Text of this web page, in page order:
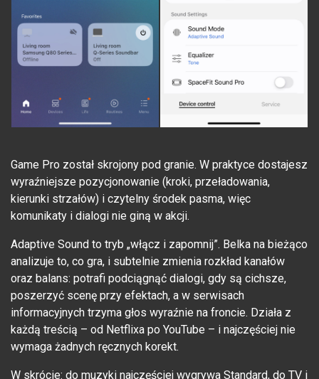
Game Pro został skrojony pod granie. W praktyce dostajesz
wyraźniejsze pozycjonowanie (kroki, przeładowania,
kierunki strzałów) i czytelny środek pasma, więc
komunikaty i dialogi nie giną w akcji.
Adaptive Sound to tryb „włącz i zapomnij”. Belka na bieżąco
analizuje to, co gra, i subtelnie zmienia rozkład kanałów
oraz balans: potrafi podciągnąć dialogi, gdy są cichsze,
poszerzyć scenę przy efektach, a w serwisach
informacyjnych trzyma głos wyraźnie na froncie. Działa z
każdą treścią – od Netflixa po YouTube – i najczęściej nie
wymaga żadnych ręcznych korekt.
W skrócie: do muzyki najczęściej wygrywa Standard, do TV i